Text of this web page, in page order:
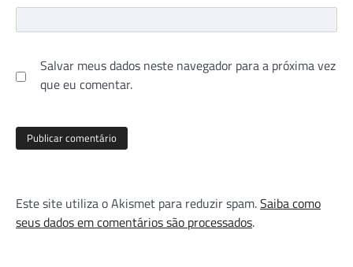
Salvar meus dados neste navegador para a próxima vez
que eu comentar.
Este site utiliza o Akismet para reduzir spam.Saiba como
seus dados em comentários são processados.